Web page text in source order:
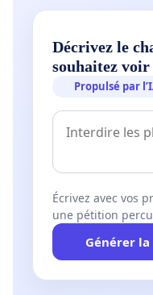
Décrivez le
souhaitez voir
Propulsé par
Écrivez avec vos
une pétition
Générer